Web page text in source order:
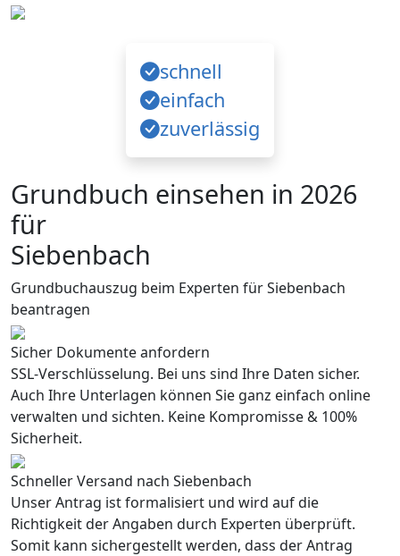
schnell
einfach
zuverlässig
Grundbuch einsehen in 2026
für
Siebenbach
Grundbuchauszug beim Experten für Siebenbach
beantragen
Sicher Dokumente anfordern
SSL-Verschlüsselung. Bei uns sind Ihre Daten sicher.
Auch Ihre Unterlagen können Sie ganz einfach online
verwalten und sichten. Keine Kompromisse & 100%
Sicherheit.
Schneller Versand nach Siebenbach
Unser Antrag ist formalisiert und wird auf die
Richtigkeit der Angaben durch Experten überprüft.
Somit kann sichergestellt werden, dass der Antrag